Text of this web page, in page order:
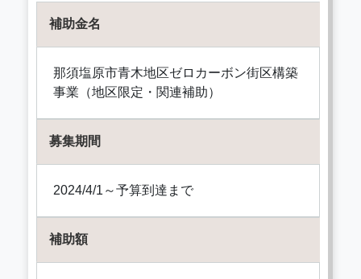
補助金名
那須塩原市青木地区ゼロカーボン街区構築
事業（地区限定・関連補助）
募集期間
2024/4/1～予算到達まで
補助額